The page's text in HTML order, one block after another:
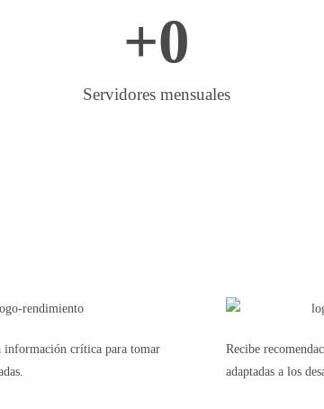
Servidores mensuales
+0
información crítica para tomar
Recibe
adaptadas a los